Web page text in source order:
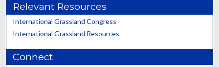
Relevant Resources
International Grassland Congress
International Grassland Resources
Connect